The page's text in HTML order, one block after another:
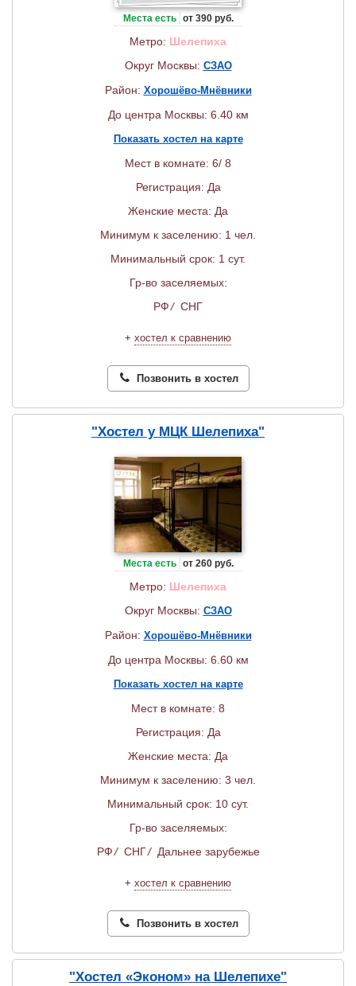
Места есть от 390 руб.
Метро: Шелепиха
Округ Москвы: СЗАО
Район: Хорошёво-Мнёвники
До центра Москвы: 6.40 км
Показать хостел на карте
Мест в комнате: 6/ 8
Регистрация: Да
Женские места: Да
Минимум к заселению: 1 чел.
Минимальный срок: 1 сут.
Гр-во заселяемых:
РФ/ СНГ
+ хостел к сравнению
Позвонить в хостел
"Хостел у МЦК Шелепиха"
Места есть от 260 руб.
Метро: Шелепиха
Округ Москвы: СЗАО
Район: Хорошёво-Мнёвники
До центра Москвы: 6.60 км
Показать хостел на карте
Мест в комнате: 8
Регистрация: Да
Женские места: Да
Минимум к заселению: 3 чел.
Минимальный срок: 10 сут.
Гр-во заселяемых:
РФ/ СНГ/ Дальнее зарубежье
+ хостел к сравнению
Позвонить в хостел
"Хостел «Эконом» на Шелепихе"